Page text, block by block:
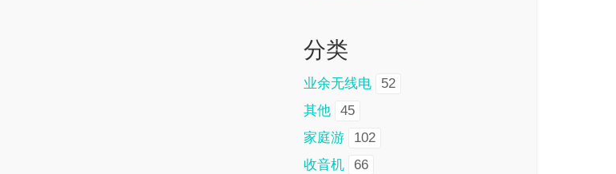
分类
业余无线电
52
其他
45
家庭游
102
收音机
66